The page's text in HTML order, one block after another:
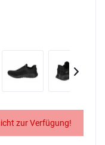
zur Verfügung!